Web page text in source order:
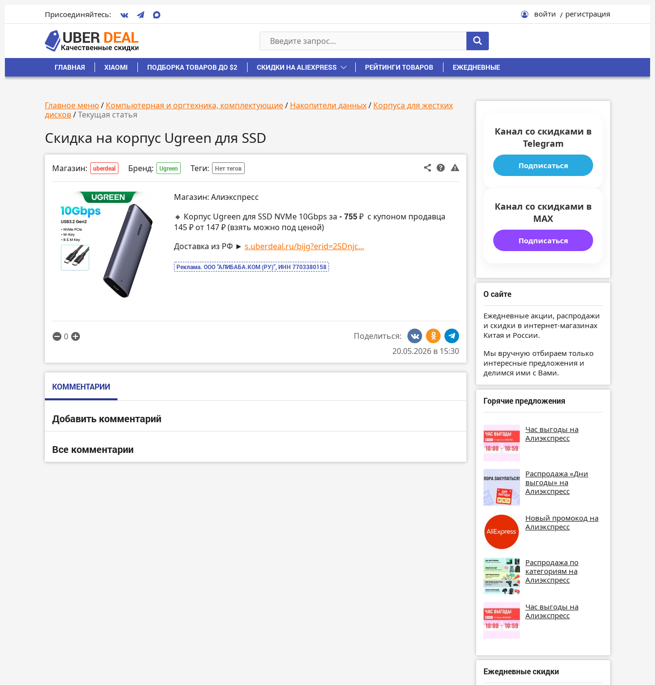
Присоединяйтесь: войти регистрация
ГЛАВНАЯ XIAOMI ПОДБОРКА ТОВАРОВ ДО $2 СКИДКИ НА ALIEXPRESS РЕЙТИНГИ ТОВАРОВ ЕЖЕДНЕВНЫЕ
Главное меню/ Компьютерная и оргтехника, комплектующие/ Накопители данных/ Корпуса для жестких
дисков/Текущая статья
Скидка на корпус Ugreen для SSD
Магазин: uberdeal Бренд: Ugreen Теги: Нет тегов
Магазин: Алиэкспресс
🔸 Корпус Ugreen для SSD NVMe 10Gbps за - 755 ₽ с купоном продавца
145 ₽ от 147 ₽ (взять можно под ценой)
Доставка из РФ ► s.uberdeal.ru/bijg?erid=2SDnjc...
Реклама. ООО “АЛИБАБА.КОМ (РУ)”, ИНН 7703380158
0
Поделиться:
20.05.2026 в 15:30
КОММЕНТАРИИ
Добавить комментарий
Все комментарии
Канал со скидками в
Telegram
Подписаться
Канал со скидками в
MAX
Подписаться
О сайте
Ежедневные акции, распродажи
и скидки в интернет-магазинах
Китая и России.
Мы вручную отбираем только
интересные предложения и
делимся ими с Вами.
Горячие предложения
Час выгоды на
Алиэкспресс
Распродажа «Дни
выгоды» на
Алиэкспресс
Новый промокод на
Алиэкспресс
Распродажа по
категориям на
Алиэкспресс
Час выгоды на
Алиэкспресс
Ежедневные скидки